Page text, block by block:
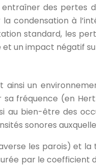
entraîner des
condensation à
standard, les
un impact négatif
ainsi un
fréquence (en
au bien-être des
sonores
les parois) et la
par le coefficient